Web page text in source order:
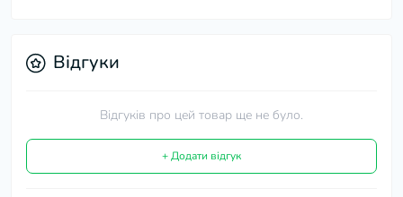
Відгуки
Відгуків про цей товар ще не було.
+ Додати відгук